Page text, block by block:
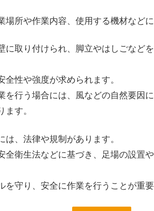
場所や作業内容、使用する機材など
に取り付けられ、脚立やはしごなど
全性や強度が求められます。
を行う場合には、風などの自然要因
ます。
は、法律や規制があります。
全衛生法などに基づき、足場の設置
を守り、安全に作業を行うことが重要